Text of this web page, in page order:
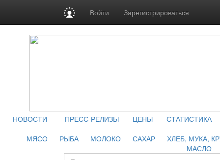
Войти Зарегистрироваться
НОВОСТИ ПРЕСС-РЕЛИЗЫ ЦЕНЫ
СТАТИСТИКА
МЯСО
РЫБА МОЛОКО САХАР
ХЛЕБ, МУКА,
МАСЛО